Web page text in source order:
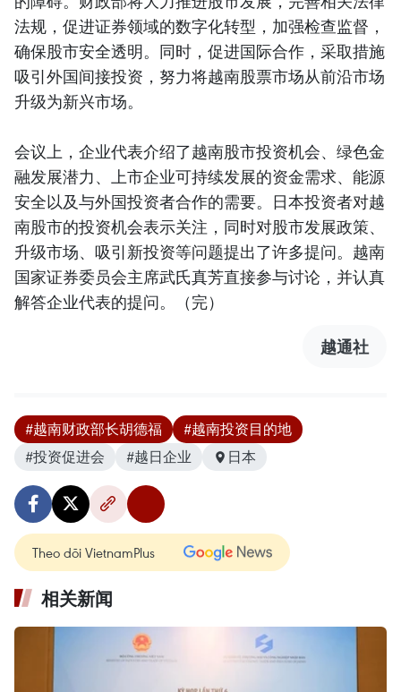
法规，促进证券领域的数字化转型，加强检查监督，
确保股市安全透明。同时，促进国际合作，采取措施
吸引外国间接投资，努力将越南股票市场从前沿市场
升级为新兴市场。
会议上，企业代表介绍了越南股市投资机会、绿色金
融发展潜力、上市企业可持续发展的资金需求、能源
安全以及与外国投资者合作的需要。日本投资者对越
南股市的投资机会表示关注，同时对股市发展政策、
升级市场、吸引新投资等问题提出了许多提问。越南
国家证券委员会主席武氏真芳直接参与讨论，并认真
解答企业代表的提问。（完）
越通社
#越南财政部长胡德福
#越南投资目的地
#投资促进会
#越日企业 日本
Theo dõi VietnamPlus
相关新闻